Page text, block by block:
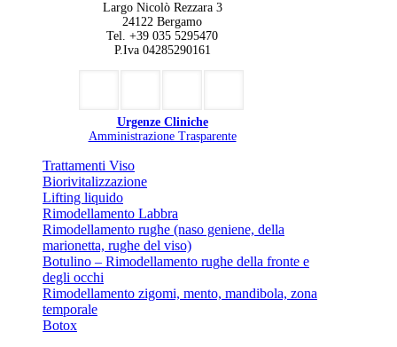
Largo Nicolò Rezzara 3
24122 Bergamo
Tel. +39 035 5295470
P.Iva 04285290161
Urgenze Cliniche
Amministrazione Trasparente
Trattamenti Viso
Biorivitalizzazione
Lifting liquido
Rimodellamento Labbra
Rimodellamento rughe (naso geniene, della
marionetta, rughe del viso)
Botulino – Rimodellamento rughe della fronte e
degli occhi
Rimodellamento zigomi, mento, mandibola, zona
temporale
Botox